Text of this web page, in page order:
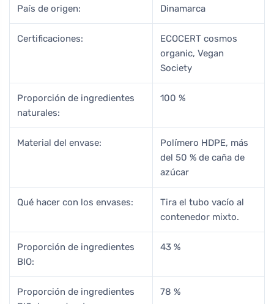
País de origen: Dinamarca
Certificaciones:
ECOCERT cosmos
organic, Vegan
Society
Proporción de ingredientes
naturales:
100 %
Material del envase:
Polímero HDPE, más
del 50 % de caña de
azúcar
Qué hacer con los envases:
Tira el tubo vacío al
contenedor mixto.
Proporción de ingredientes
BIO:
43 %
Proporción de ingredientes
78 %